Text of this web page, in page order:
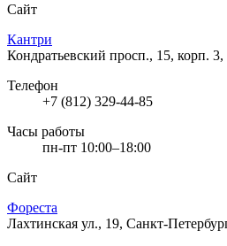
Сайт
Кантри
Кондратьевский просп., 15, корп.
Телефон
+7 (812) 329-44-85
Часы работы
пн-пт 10:00–18:00
Сайт
Фореста
Лахтинская ул., 19, Санкт-